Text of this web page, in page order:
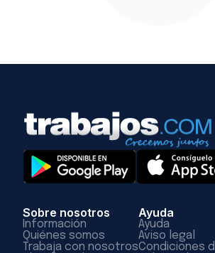
Sobre nosotros
Información
Quiénes somos
Trabaja con nosotros
Ayuda
Ayuda
Aviso legal
Condiciones